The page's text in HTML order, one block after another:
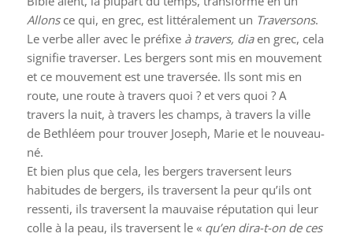
Allonsce qui, en grec, est littéralement un Traversons.
Le verbe aller avec le préfixe à travers, diaen grec, cela
signifie traverser. Les bergers sont mis en mouvement
et ce mouvement est une traversée. Ils sont mis en
route, une route à travers quoi ? et vers quoi ? A
travers la nuit, à travers les champs, à travers la ville
de Bethléem pour trouver Joseph, Marie et le nouveau-
né.
Et bien plus que cela, les bergers traversent leurs
habitudes de bergers, ils traversent la peur qu’ils ont
ressenti, ils traversent la mauvaise réputation qui leur
colle à la peau, ils traversent le « qu’en dira-t-on de ces